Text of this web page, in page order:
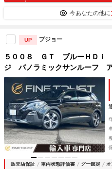
今あなたの他に
UP プジョー
５００８ ＧＴ ブルーＨＤｉ
ジ パノラミックサンルーフ
ヶ月走行距離無制限保証付 シ
レザーシート アダプティブク
ックドア
販売店保証 車両状態評価書 グー鑑定 オ